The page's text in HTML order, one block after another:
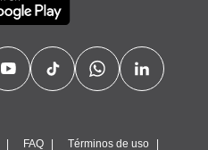
FAQ Términos de uso